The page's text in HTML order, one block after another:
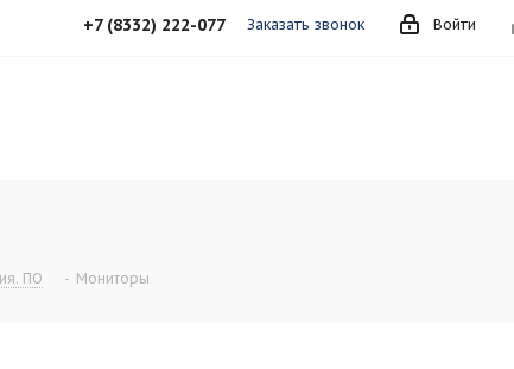
Войти
+7 (8332) 222-077 Заказать звонок
ПО - Мониторы